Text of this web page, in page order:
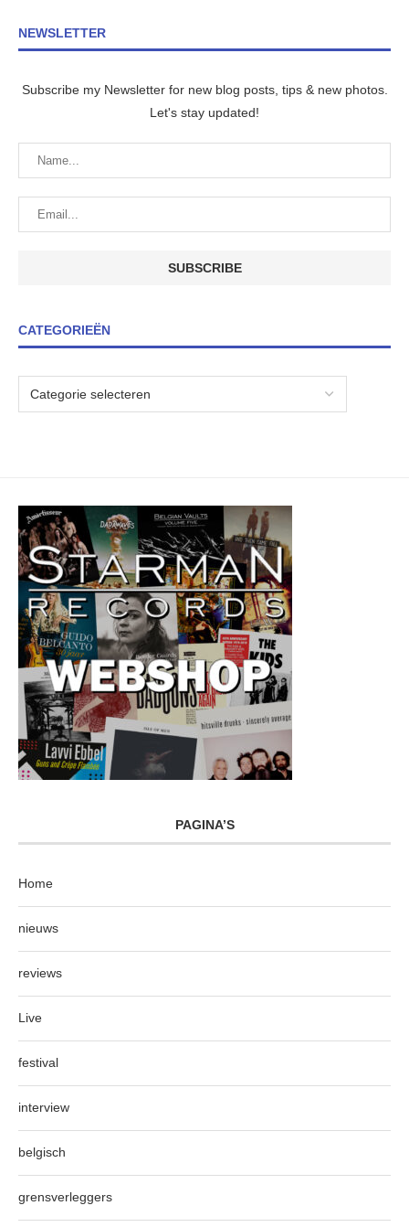
NEWSLETTER
Subscribe my Newsletter for new blog posts, tips & new photos.
Let's stay updated!
CATEGORIEËN
PAGINA’S
Home
nieuws
reviews
Live
festival
interview
belgisch
grensverleggers